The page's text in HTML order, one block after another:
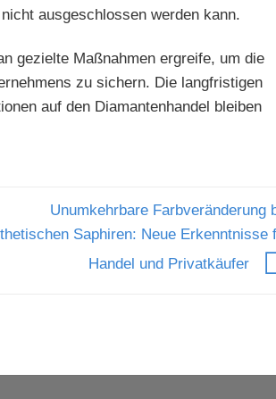
ausgeschlossen werden kann.
gezielte Maßnahmen ergreife, um die
zu sichern. Die langfristigen
auf den Diamantenhandel bleiben
Unumkehrbare Farbveränderung
Saphiren: Neue Erkenntnisse
Handel und Privatkäufer